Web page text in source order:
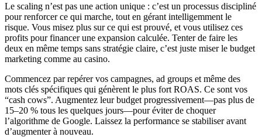
Le scaling n’est pas une action unique : c’est un processus discipliné
pour renforcer ce qui marche, tout en gérant intelligemment le
risque. Vous misez plus sur ce qui est prouvé, et vous utilisez ces
profits pour financer une expansion calculée. Tenter de faire les
deux en même temps sans stratégie claire, c’est juste miser le budget
marketing comme au casino.
Commencez par repérer vos campagnes, ad groups et même des
mots clés spécifiques qui génèrent le plus fort ROAS. Ce sont vos
“cash cows”. Augmentez leur budget progressivement—pas plus de
15–20 % tous les quelques jours—pour éviter de choquer
l’algorithme de Google. Laissez la performance se stabiliser avant
d’augmenter à nouveau.